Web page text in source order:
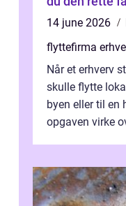
14 june 2026
flyttefirma
Når et erhverv
skulle flytte
byen eller til en
opgaven virke